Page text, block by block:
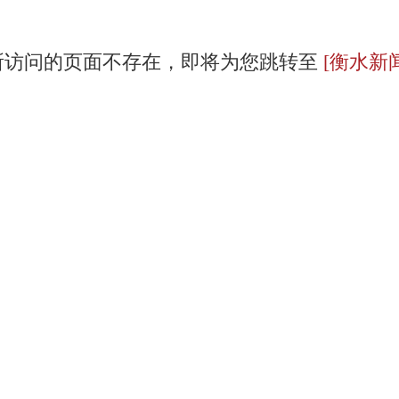
问的页面不存在，即将为您跳转至 [衡水新